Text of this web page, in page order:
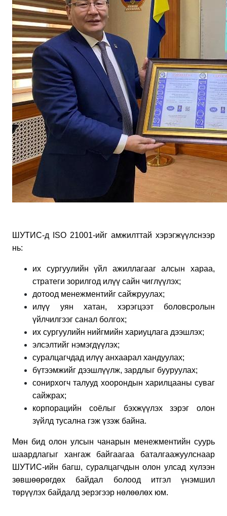
ШУТИС-д ISO 21001-ийг амжилттай хэрэгжүүлснээр
нь:
их сургуулийн үйл ажиллагааг алсын хараа,
стратеги зорилгод илүү сайн чиглүүлэх;
дотоод менежментийг сайжруулах;
илүү уян хатан, хэрэгцээт боловсролын
үйлчилгээг санал болгох;
их сургуулийн нийгмийн хариуцлага дээшлэх;
элсэлтийг нэмэгдүүлэх;
суралцагчдад илүү анхаарал хандуулах;
бүтээмжийг дээшлүүлж, зардлыг бууруулах;
сонирхогч талууд хоорондын харилцааны суваг
сайжрах;
корпорацийн соёлыг бэхжүүлэх зэрэг олон
зүйлд тусална гэж үзэж байна.
Мөн бид олон улсын чанарын менежментийн суурь
шаардлагыг хангаж байгаагаа баталгаажуулснаар
ШУТИС-ийн багш, суралцагчдын олон улсад хүлээн
зөвшөөрөгдөх байдал болоод итгэл үнэмшил
төрүүлэх байдалд эерэгээр нөлөөлөх юм.